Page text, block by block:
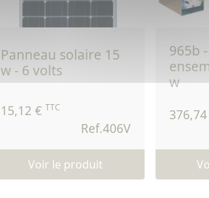
panneau solaire 15
w - 6 volts
15,12 € TTC
Ref.406V
Voir le produit
965b - promotion
w